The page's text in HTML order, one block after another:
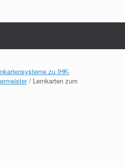
zu IHK-
/ Lernkarten zum